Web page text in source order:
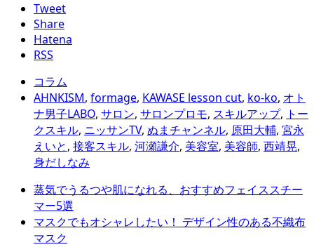
Tweet
Share
Hatena
RSS
コラム
AHNKISM, formage, KAWASE lesson cut, ko-ko, オト
ナ男子LABO, サロン, サロンプロモ, スキルアップ, トー
クスキル, ニッサンTV, ぬまチャンネル, 原田大輔, 宮永
えいと, 接客スキル, 河瀬謙介, 美容室, 美容師, 西靖晃,
身だしなみ
蒸気でうるつや肌になれる、おすすめフェイススチー
マー5選
マスクでもオシャレしたい！ デザイン性のある不織布
マスク